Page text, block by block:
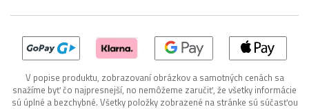
V popise produktu, zobrazovaní obrázkov a samotných cenách sa
snažíme byť čo najpresnejší, no nemôžeme zaručiť, že všetky informácie
sú úplné a bezchybné. Všetky položky zobrazené na stránke sú súčasťou